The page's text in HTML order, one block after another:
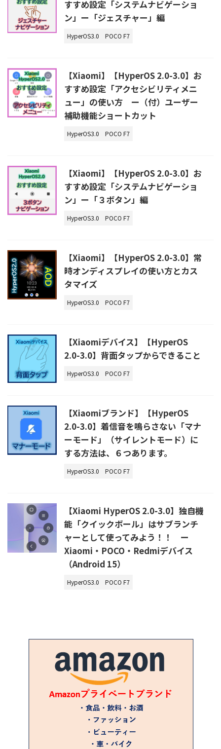
すすめ設定「システムナビゲーショ
ン」ー「ジェスチャー」編
HyperOS3.0 POCO F7
【Xiaomi】【HyperOS 2.0-3.0】お
すすめ設定「アクセシビリティメニ
ュー」の使い方 ー（付）ユーザー
補助機能ショートカット
HyperOS3.0 POCO F7
【Xiaomi】【HyperOS 2.0-3.0】お
すすめ設定「システムナビゲーショ
ン」ー「３ボタン」編
HyperOS3.0 POCO F7
【Xiaomi】【HyperOS 2.0-3.0】常
時オンディスプレイの使い方とカス
タマイズ
HyperOS3.0 POCO F7
【Xiaomiデバイス】【HyperOS
2.0-3.0】背面タップからできること
HyperOS3.0 POCO F7
【Xiaomiブランド】【HyperOS
2.0-3.0】着信音を鳴らさない「マナ
ーモード」（サイレントモード）に
する方法は、６つあります。
HyperOS3.0 POCO F7
【Xiaomi HyperOS 2.0-3.0】独自機
能「クイックボール」はサブランチ
ャーとして使ってみよう！！ ー
Xiaomi・POCO・Redmiデバイス
（Android 15）
HyperOS3.0 POCO F7